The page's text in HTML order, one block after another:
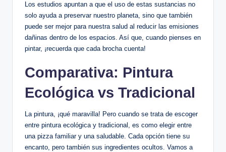
Los estudios apuntan a que el uso de estas sustancias no
solo ayuda a preservar nuestro planeta, sino que también
puede ser mejor para nuestra salud al reducir las emisiones
dañinas dentro de los espacios. Así que, cuando pienses en
pintar, ¡recuerda que cada brocha cuenta!
Comparativa: Pintura
Ecológica vs Tradicional
La pintura, ¡qué maravilla! Pero cuando se trata de escoger
entre pintura ecológica y tradicional, es como elegir entre
una pizza familiar y una saludable. Cada opción tiene su
encanto, pero también sus ingredientes ocultos. Vamos a